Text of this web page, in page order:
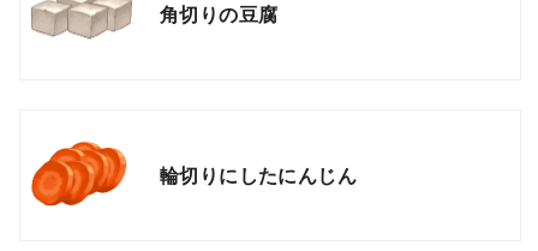
角切りの豆腐
輪切りにしたにんじん